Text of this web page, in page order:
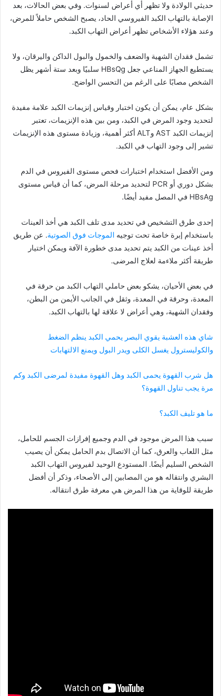
حديثي الولادة ولا تظهر أي أعراض لسنوات. وفي بعض الحالات، بعد
الإصابة بالتهاب الكبد الفيروسي الحاد، يصبح الشخص حاملاً للمرض،
وعند هؤلاء الأشخاص تظهر أعراض التهاب الكبد.
تشمل فقدان الشهية والضعف والخمول والبول الداكن واليرقان، ولا
يستطيع الجهاز المناعي جعل HBsQg سلبيًا وبعد ستة أشهر يظل
الشخص مصابًا على الرغم من التحسن الواضح.
بشكل عام، يمكن أن يكون اختبار وقياس إنزيمات الكبد علامة مفيدة
لتحديد وجود المرض في الكبد، ومن بين هذه الإنزيمات، تعتبر
إنزيمات الكبد AST وALT أكثر أهمية، وزيادة مستوى هذه الإنزيمات
تشير إلى وجود التهاب في الكبد.
ومن الأفضل استخدام اختبارات فحص مستوى الفيروس في الدم
بشكل دوري أو PCR لتحديد مرحلة المرض، كما أن قياس مستوى
HBsAg في المصل مفيد أيضًا.
إحدى طرق التشخيص في تحديد مدى تلف الكبد هي أخذ العينات
باستخدام إبرة خاصة تحت توجيه الموجات فوق الصوتية. عن طريق
أخذ عينات من الكبد يتم تحديد مدى خطورة الآفة ويمكن اختيار
طريقة أكثر ملاءمة لعلاج المرضى.
في بعض الأحيان، يشكو بعض حاملي التهاب الكبد من حرقة في
المعدة، وحرقة في المعدة، وثقل في الجانب الأيمن من البطن،
وفقدان الشهية، وهي أعراض لا علاقة لها بالتهاب الكبد.
شاي هذه العشبة يقوي البصر يحمي الكبد ينظم الضغط
والكوليسترول يغسل الكلى ويدر البول ويمنع الالتهابات
هل شرب القهوة يحمى الكبد وهل القهوة مفيدة لمرضى الكبد وكم
مرة يجب تناول القهوة؟
ما هو تليف الكبد؟
سبب هذا المرض موجود في الدم وجميع إفرازات الجسم للحامل،
مثل اللعاب والعرق، كما أن الاتصال بدم الحامل يمكن أن يصيب
الشخص السليم أيضًا. المستودع الوحيد لفيروس التهاب الكبد
البشري وانتقاله هو من المصابين إلى الأصحاء، وذكر أن أفضل
طريقة للوقاية من هذا المرض هي معرفة طرق انتقاله.